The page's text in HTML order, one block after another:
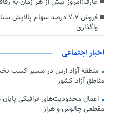
فروش ۷.۷ درصد سهام
واگذاری
اخبار اجتماعی
منطقه آزاد ارس در مسیر کسب
مناطق آزاد کشور
اعمال محدودیت‌های ترافیکی
مقطعی چالوس و هراز